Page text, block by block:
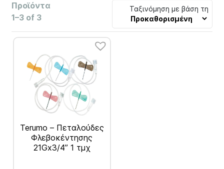
Προϊόντα
1–3 of 3
Ταξινόμηση με βάση τη
Terumo – Πεταλούδες
Φλεβοκέντησης
21Gx3/4” 1 τμχ